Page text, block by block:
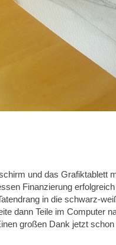
und das Grafiktablett
Finanzierung
in die schwarz-
dann Teile im Computer
großen Dank jetzt